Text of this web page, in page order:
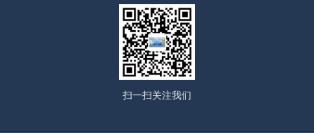
扫一扫关注我们